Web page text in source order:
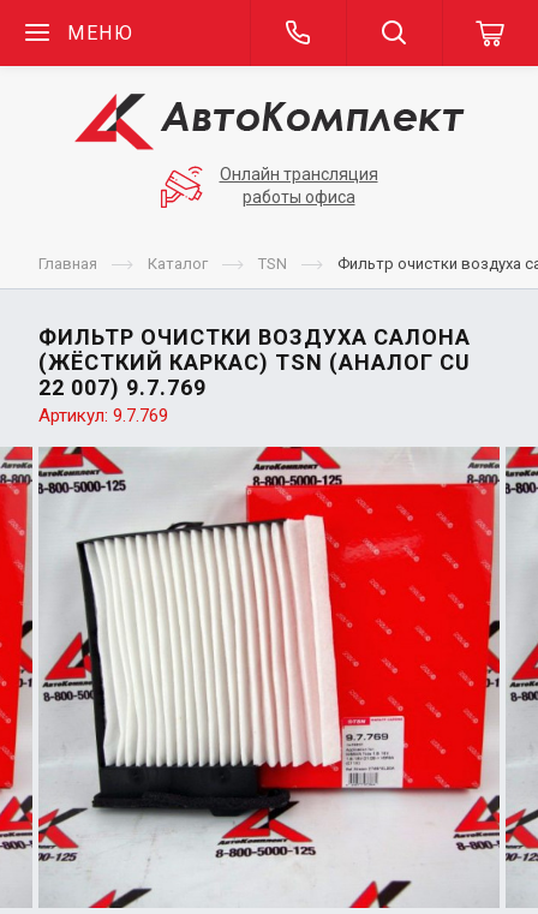
МЕНЮ
Онлайн трансляция
работы офиса
Главная Каталог TSN Фильтр очистки воздуха
ФИЛЬТР ОЧИСТКИ ВОЗДУХА САЛОНА
(ЖЁСТКИЙ КАРКАС) TSN (АНАЛОГ CU
22 007) 9.7.769
Артикул: 9.7.769